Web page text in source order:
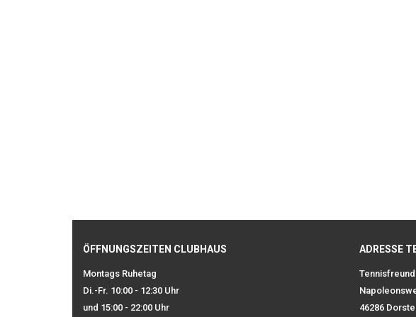
ÖFFNUNGSZEITEN CLUBHAUS
Montags Ruhetag
Di.-Fr. 10:00 - 12:30 Uhr
und 15:00 - 22:00 Uhr
ADRESSE
46286